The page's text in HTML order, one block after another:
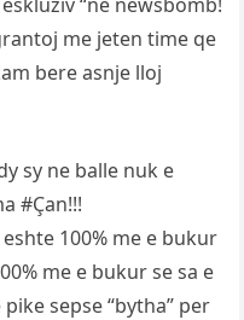
me jeten time qe
bere asnje lloj
sy ne balle nuk e
#Çan!!!
100% me e bukur
me e bukur se sa e
sepse “bytha” per